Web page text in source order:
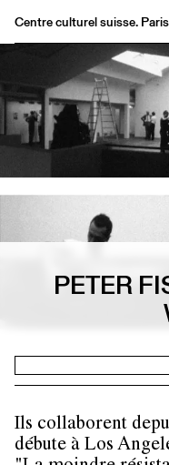
Centre culturel suisse. Paris
Bookshop
Buvette
Archives
Medias
PETER
Ils collaborent
débute à Los